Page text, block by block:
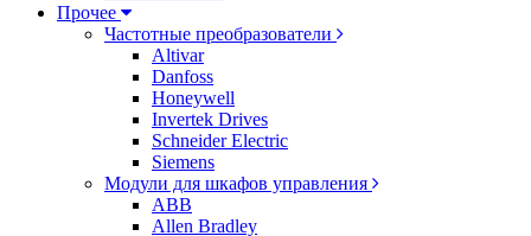
Прочее
Частотные преобразователи
Altivar
Danfoss
Honeywell
Invertek Drives
Schneider Electric
Siemens
Модули для шкафов управления
ABB
Allen Bradley